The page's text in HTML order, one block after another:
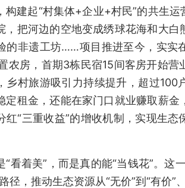
构建起“村集体+企业+村民”的共生
，把河边的空地变成绣球花海和大
的非遗工坊……项目推进至今，实实
农房，首期3栋民宿15间客房开始
乡村旅游吸引力持续提升，超过
定租金，还能在家门口就业赚取薪
红“三重收益”的增收机制，实现生
“看着美”，而是真的能“当钱花”。
径，推动生态资源从“无价”到“有价”